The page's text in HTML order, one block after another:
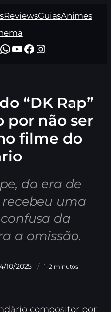
ReviewsGuiasAnimes
WhatsApp
Youtube
Facebook
Instagram
“DK Rap”
por não ser
filme do
da era de
uma
da
a omissão.
10/2025 1–2 minutos
compositor por